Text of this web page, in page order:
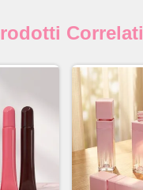
Correlati